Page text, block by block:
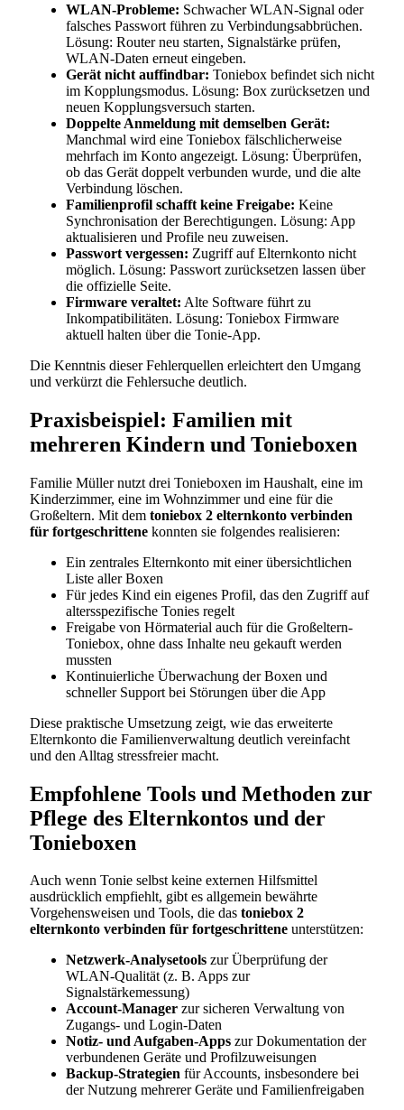
WLAN-Probleme: Schwacher WLAN-Signal oder
falsches Passwort führen zu Verbindungsabbrüchen.
Lösung: Router neu starten, Signalstärke prüfen,
WLAN-Daten erneut eingeben.
Gerät nicht auffindbar: Toniebox befindet sich nicht
im Kopplungsmodus. Lösung: Box zurücksetzen und
neuen Kopplungsversuch starten.
Doppelte Anmeldung mit demselben Gerät:
Manchmal wird eine Toniebox fälschlicherweise
mehrfach im Konto angezeigt. Lösung: Über­prüfen,
ob das Gerät doppelt verbunden wurde, und die alte
Verbindung löschen.
Familienprofil schafft keine Freigabe: Keine
Synchronisation der Berechtigungen. Lösung: App
aktualisieren und Profile neu zuweisen.
Passwort vergessen: Zugriff auf Elternkonto nicht
möglich. Lösung: Passwort zurücksetzen lassen über
die offizielle Seite.
Firmware veraltet: Alte Software führt zu
Inkompatibilitäten. Lösung: Toniebox Firmware
aktuell halten über die Tonie-App.
Die Kenntnis dieser Fehlerquellen erleichtert den Umgang
und verkürzt die Fehlersuche deutlich.
Praxisbeispiel: Familien mit
mehreren Kindern und Tonieboxen
Familie Müller nutzt drei Tonieboxen im Haushalt, eine im
Kinderzimmer, eine im Wohnzimmer und eine für die
Großeltern. Mit dem toniebox 2 elternkonto verbinden
für fortgeschrittene konnten sie folgendes realisieren:
Ein zentrales Elternkonto mit einer übersichtlichen
Liste aller Boxen
Für jedes Kind ein eigenes Profil, das den Zugriff auf
altersspezifische Tonies regelt
Freigabe von Hörmaterial auch für die Großeltern-
Toniebox, ohne dass Inhalte neu gekauft werden
mussten
Kontinuierliche Überwachung der Boxen und
schneller Support bei Störungen über die App
Diese praktische Umsetzung zeigt, wie das erweiterte
Elternkonto die Familienverwaltung deutlich vereinfacht
und den Alltag stressfreier macht.
Empfohlene Tools und Methoden zur
Pflege des Elternkontos und der
Tonieboxen
Auch wenn Tonie selbst keine externen Hilfsmittel
ausdrücklich empfiehlt, gibt es allgemein bewährte
Vorgehensweisen und Tools, die das toniebox 2
elternkonto verbinden für fortgeschrittene unterstützen:
Netzwerk-Analysetools zur Überprüfung der
WLAN-Qualität (z. B. Apps zur
Signalstärkemessung)
Account-Manager zur sicheren Verwaltung von
Zugangs- und Login-Daten
Notiz- und Aufgaben-Apps zur Dokumentation der
verbundenen Geräte und Profilzuweisungen
Backup-Strategien für Accounts, insbesondere bei
der Nutzung mehrerer Geräte und Familienfreigaben